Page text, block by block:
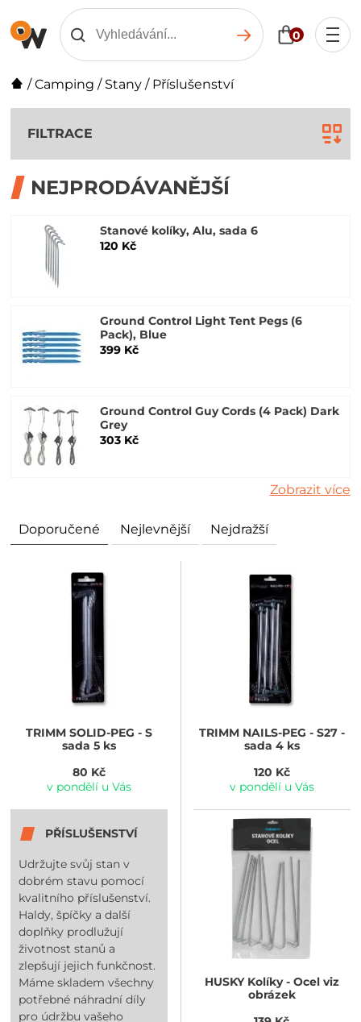
0
/Camping / Stany / Příslušenství
FILTRACE
NEJPRODÁVANĚJŠÍ
Stanové kolíky, Alu, sada 6
120 Kč
Ground Control Light Tent Pegs (6
Pack), Blue
399 Kč
Ground Control Guy Cords (4 Pack) Dark
Grey
303 Kč
Zobrazit více
Doporučené Nejlevnější Nejdražší
TRIMM SOLID-PEG - S
sada 5 ks
80 Kč
v pondělí u Vás
TRIMMNAILS-PEG - S27 -
sada 4 ks
120 Kč
v pondělí u Vás
PŘÍSLUŠENSTVÍ
Udržujte svůj stan v
dobrém stavu pomocí
kvalitního příslušenství.
Haldy, špíčky a další
doplňky prodlužují
životnost stanů a
zlepšují jejich funkčnost.
Máme skladem všechny
potřebné náhradní díly
pro údržbu vašeho
HUSKYKolíky - Ocel viz
obrázek